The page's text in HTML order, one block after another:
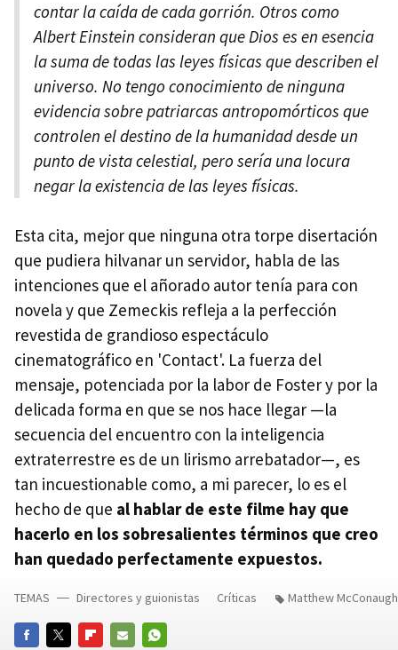
contar la caída de cada gorrión. Otros como
Albert Einstein consideran que Dios es en esencia
la suma de todas las leyes físicas que describen el
universo. No tengo conocimiento de ninguna
evidencia sobre patriarcas antropomórticos que
controlen el destino de la humanidad desde un
punto de vista celestial, pero sería una locura
negar la existencia de las leyes físicas.
Esta cita, mejor que ninguna otra torpe disertación
que pudiera hilvanar un servidor, habla de las
intenciones que el añorado autor tenía para con
novela y que Zemeckis refleja a la perfección
revestida de grandioso espectáculo
cinematográfico en 'Contact'. La fuerza del
mensaje, potenciada por la labor de Foster y por la
delicada forma en que se nos hace llegar —la
secuencia del encuentro con la inteligencia
extraterrestre es de un lirismo arrebatador—, es
tan incuestionable como, a mi parecer, lo es el
hecho de que al hablar de este filme hay que
hacerlo en los sobresalientes términos que creo
han quedado perfectamente expuestos.
TEMAS Directores y guionistas Críticas Matthew